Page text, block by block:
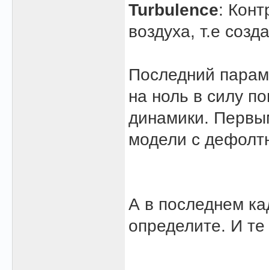
Turbulence:
воздуха, т.е
Последний
на ноль в силу
динамики.
модели с
А в последнем
определите. И